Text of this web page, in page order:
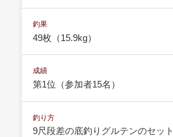
釣果
49枚（15.9kg）
成績
第1位（参加者15名）
釣り方
9尺段差の底釣りグルテンのセット